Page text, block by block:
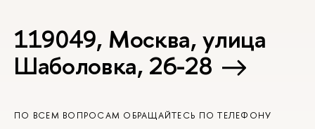
119049, Москва, улица
Шаболовка, 26-28
ПО ВСЕМ ВОПРОСАМ ОБРАЩАЙТЕСЬ ПО ТЕЛЕФОНУ